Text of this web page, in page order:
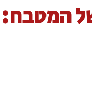
המטבח: